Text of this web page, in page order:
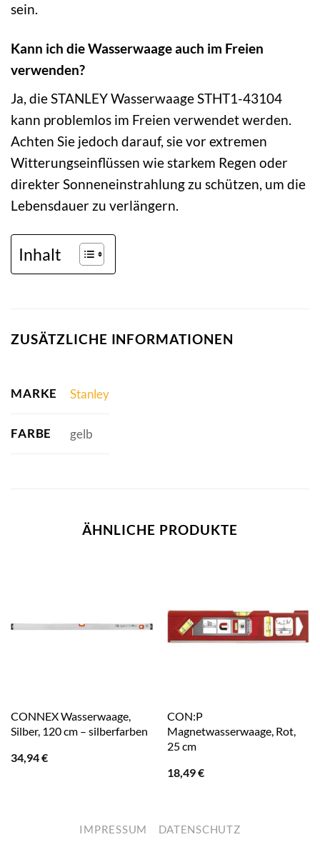
sein.
Kann ich die Wasserwaage auch im Freien
verwenden?
Ja, die STANLEY Wasserwaage STHT1-43104
kann problemlos im Freien verwendet werden.
Achten Sie jedoch darauf, sie vor extremen
Witterungseinflüssen wie starkem Regen oder
direkter Sonneneinstrahlung zu schützen, um die
Lebensdauer zu verlängern.
Inhalt
ZUSÄTZLICHE INFORMATIONEN
MARKE Stanley
FARBE gelb
ÄHNLICHE PRODUKTE
CONNEX Wasserwaage,
Silber, 120 cm – silberfarben
34,94€
CON:P
Magnetwasserwaage, Rot,
25 cm
18,49€
IMPRESSUM DATENSCHUTZ